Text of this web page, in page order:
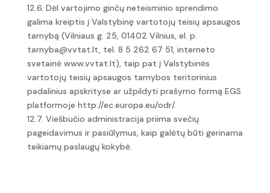
12.6. Dėl vartojimo ginčų neteisminio sprendimo
galima kreiptis į Valstybinę vartotojų teisių apsaugos
tarnybą (Vilniaus g. 25, 01402 Vilnius, el. p.
tarnyba@vvtat.lt, tel. 8 5 262 67 51, interneto
svetainė www.vvtat.lt), taip pat į Valstybinės
vartotojų teisių apsaugos tarnybos teritorinius
padalinius apskrityse ar užpildyti prašymo formą EGS
platformoje http://ec.europa.eu/odr/.
12.7. Viešbučio administracija priima svečių
pageidavimus ir pasiūlymus, kaip galėtų būti gerinama
teikiamų paslaugų kokybė.